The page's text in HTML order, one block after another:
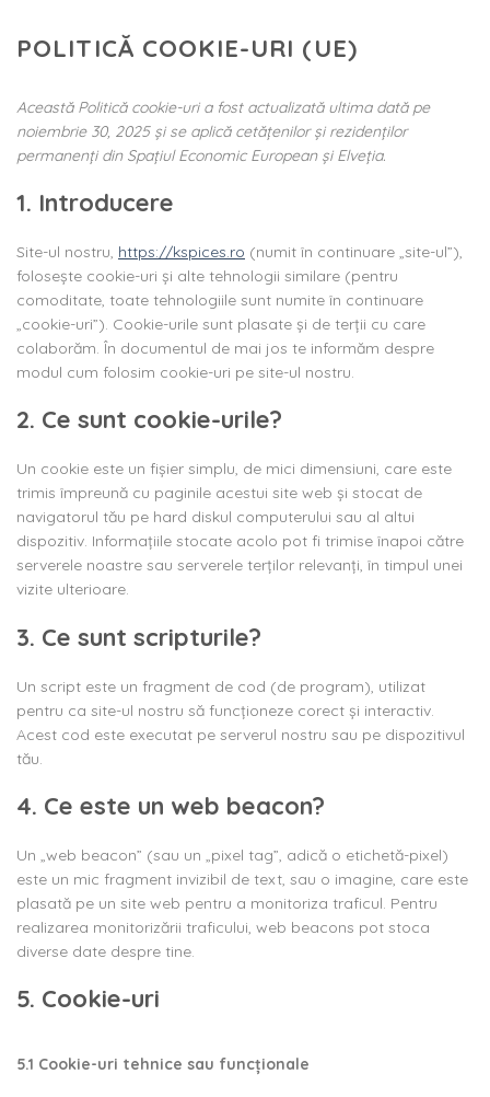
POLITICĂ COOKIE-URI (UE)
Această Politică cookie-uri a fost actualizată ultima dată pe
noiembrie 30, 2025 și se aplică cetățenilor și rezidenților
permanenți din Spațiul Economic European și Elveția.
1. Introducere
Site-ul nostru, https://kspices.ro (numit în continuare „site-ul”),
folosește cookie-uri și alte tehnologii similare (pentru
comoditate, toate tehnologiile sunt numite în continuare
„cookie-uri”). Cookie-urile sunt plasate și de terții cu care
colaborăm. În documentul de mai jos te informăm despre
modul cum folosim cookie-uri pe site-ul nostru.
2. Ce sunt cookie-urile?
Un cookie este un fișier simplu, de mici dimensiuni, care este
trimis împreună cu paginile acestui site web și stocat de
navigatorul tău pe hard diskul computerului sau al altui
dispozitiv. Informațiile stocate acolo pot fi trimise înapoi către
serverele noastre sau serverele terților relevanți, în timpul unei
vizite ulterioare.
3. Ce sunt scripturile?
Un script este un fragment de cod (de program), utilizat
pentru ca site-ul nostru să funcționeze corect și interactiv.
Acest cod este executat pe serverul nostru sau pe dispozitivul
tău.
4. Ce este un web beacon?
Un „web beacon” (sau un „pixel tag”, adică o etichetă-pixel)
este un mic fragment invizibil de text, sau o imagine, care este
plasată pe un site web pentru a monitoriza traficul. Pentru
realizarea monitorizării traficului, web beacons pot stoca
diverse date despre tine.
5. Cookie-uri
5.1 Cookie-uri tehnice sau funcționale